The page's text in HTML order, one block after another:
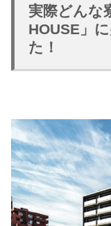
実際どんな
HOUSE」
た！